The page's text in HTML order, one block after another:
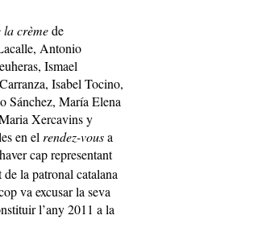
la crèmede
Antonio
Ismael
Isabel Tocino,
Sánchez, María Elena
Xercavins y
en el rendez-vousa
cap representant
la patronal catalana
va excusar la seva
l’any 2011 a la